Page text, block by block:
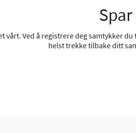
vårt. Ved å registrere deg samtykker
helst trekke tilbake ditt